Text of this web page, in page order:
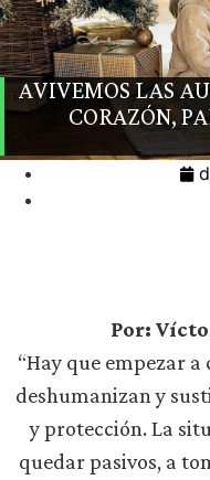
AVIVEMOS LAS
CORAZÓN,
Por:
“Hay que empezar
deshumanizan y
y protección. La
quedar pasivos, a